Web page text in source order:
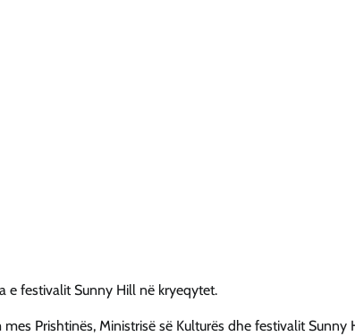
e festivalit Sunny Hill në kryeqytet.
Prishtinës, Ministrisë së Kulturës dhe festivalit Sunny